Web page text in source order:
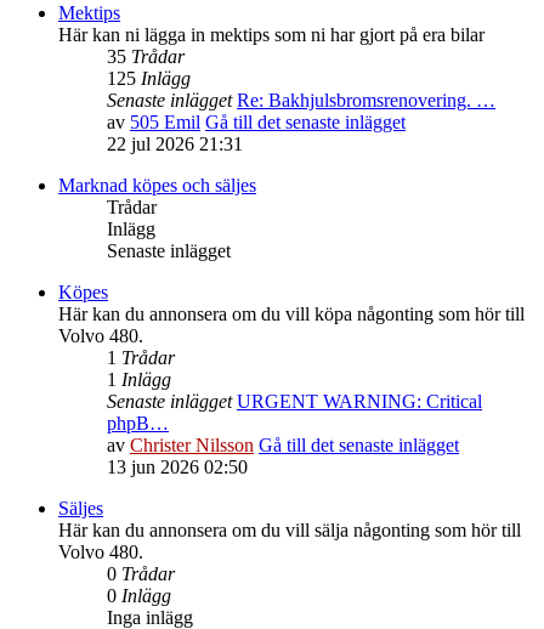
Mektips
Här kan ni lägga in mektips som ni har gjort på era bilar
35 Trådar
125 Inlägg
Senaste inlägget Re: Bakhjulsbromsrenovering. …
av 505 Emil Gå till det senaste inlägget
22 jul 2026 21:31
Marknad köpes och säljes
Trådar
Inlägg
Senaste inlägget
Köpes
Här kan du annonsera om du vill köpa någonting som hör till
Volvo 480.
1 Trådar
1 Inlägg
Senaste inlägget URGENT WARNING: Critical
phpB…
av Christer Nilsson Gå till det senaste inlägget
13 jun 2026 02:50
Säljes
Här kan du annonsera om du vill sälja någonting som hör till
Volvo 480.
0 Trådar
0 Inlägg
Inga inlägg